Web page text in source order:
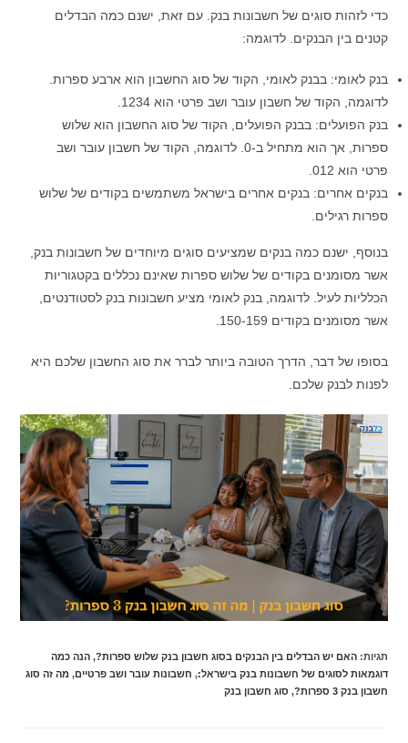
כדי לזהות סוגים של חשבונות בנק. עם זאת, ישנם כמה הבדלים
קטנים בין הבנקים. לדוגמה:
בנק לאומי: בבנק לאומי, הקוד של סוג החשבון הוא ארבע ספרות.
לדוגמה, הקוד של חשבון עובר ושב פרטי הוא 1234.
בנק הפועלים: בבנק הפועלים, הקוד של סוג החשבון הוא שלוש
ספרות, אך הוא מתחיל ב-0. לדוגמה, הקוד של חשבון עובר ושב
פרטי הוא 012.
בנקים אחרים: בנקים אחרים בישראל משתמשים בקודים של שלוש
ספרות רגילים.
בנוסף, ישנם כמה בנקים שמציעים סוגים מיוחדים של חשבונות בנק,
אשר מסומנים בקודים של שלוש ספרות שאינם נכללים בקטגוריות
הכלליות לעיל. לדוגמה, בנק לאומי מציע חשבונות בנק לסטודנטים,
אשר מסומנים בקודים 150-159.
בסופו של דבר, הדרך הטובה ביותר לברר את סוג החשבון שלכם היא
לפנות לבנק שלכם.
תגיות:האם יש הבדלים בין הבנקים בסוג חשבון בנק שלוש ספרות?, הנה כמה
דוגמאות לסוגים של חשבונות בנק בישראל:, חשבונות עובר ושב פרטיים, מה זה סוג
חשבון בנק 3 ספרות?
, סוג חשבון בנק